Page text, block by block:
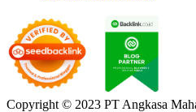
Copyright © 2023 PT Angkasa